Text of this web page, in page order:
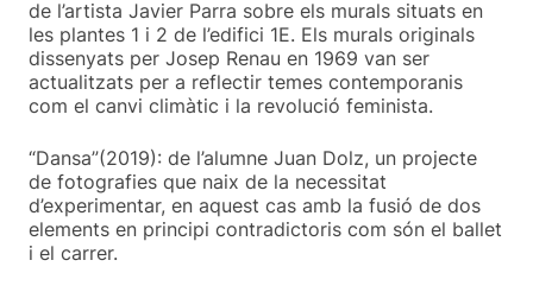
de l’artista Javier Parra sobre els murals situats en
les plantes 1 i 2 de l’edifici 1E. Els murals originals
dissenyats per Josep Renau en 1969 van ser
actualitzats per a reflectir temes contemporanis
com el canvi climàtic i la revolució feminista.
“Dansa”(2019): de l’alumne Juan Dolz, un projecte
de fotografies que naix de la necessitat
d’experimentar, en aquest cas amb la fusió de dos
elements en principi contradictoris com són el ballet
i el carrer.